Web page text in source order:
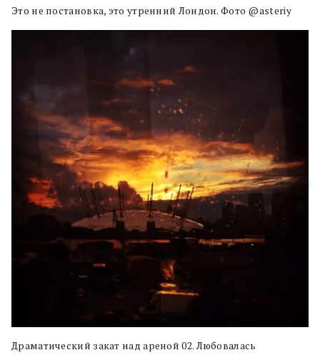
Это не постановка, это утренний Лондон. Фото @asteriy
Драматический закат над ареной 02. Любовалась